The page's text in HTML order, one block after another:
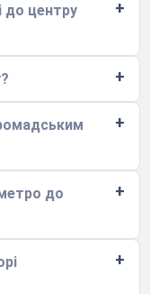
до центру
до